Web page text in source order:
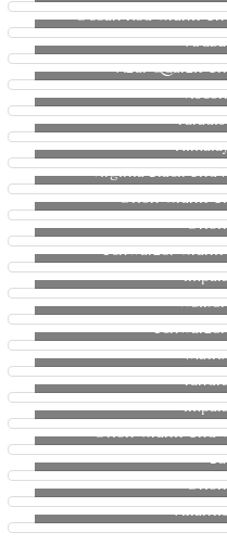
Ocean Red Granit
Azul Quarzit
Virginia Black Und
Orion Granit
Schwarzer
Orion Granit Und